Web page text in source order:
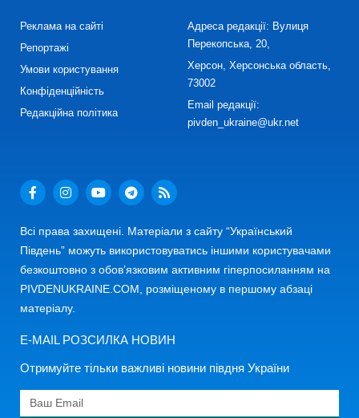
Реклама на сайті
Репортажі
Умови користування
Конфіденційність
Редакційна політика
Адреса редакції: Вулиця
Перекопська, 20,
Херсон, Херсонська область,
73002
Email редакції:
pivden_ukraine@ukr.net
Всі права захищені. Матеріали з сайту “Український
Південь” можуть використовуватись іншими користувачами
безкоштовно з обов’язковим активним гіперпосиланням на
PIVDENUKRAINE.COM, розміщеному в першому абзаці
матеріалу.
E-MAIL РОЗСИЛКА НОВИН
Отримуйте тільки важливі новини півдня України